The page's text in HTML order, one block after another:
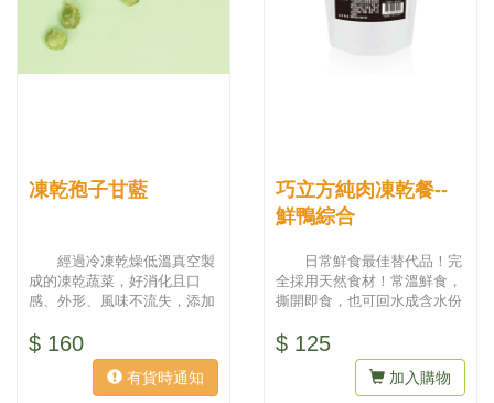
凍乾孢子甘藍
經過冷凍乾燥低溫真空製
成的凍乾蔬菜，好消化且口
感、外形、風味不流失，添加
餐囉！...
$ 160
有貨時通知
巧立方純肉凍乾餐--
鮮鴨綜合
日常鮮食最佳替代品！完
全採用天然食材！常溫鮮食，
撕開即食，也可回水成含水份
$ 125
加入購物